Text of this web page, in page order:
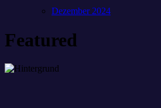
Dezember 2024
Featured